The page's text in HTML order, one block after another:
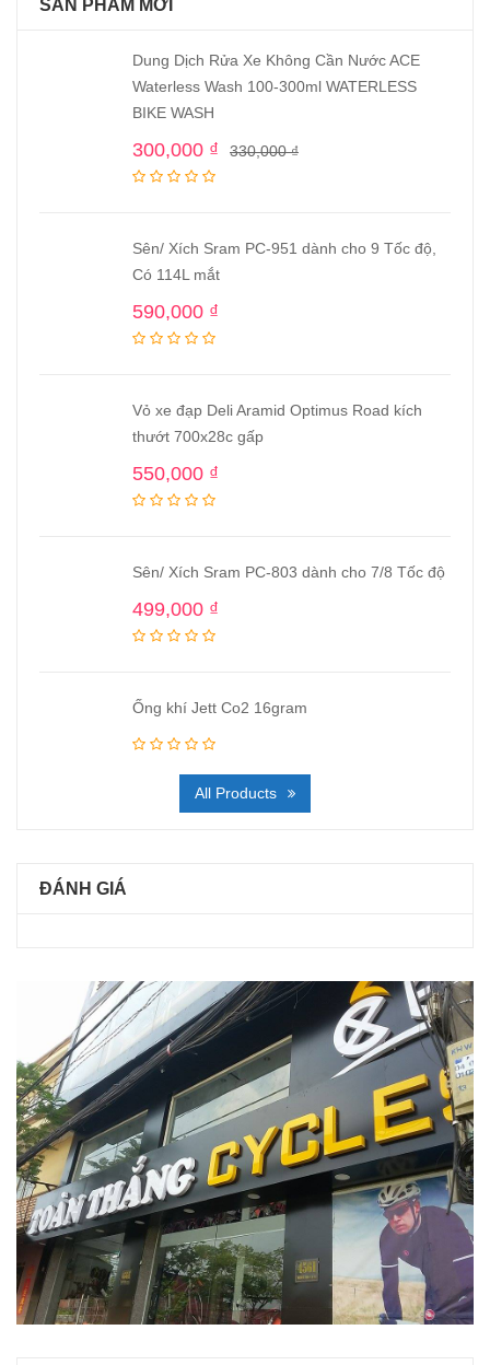
SẢN PHẨM MỚI
Dung Dịch Rửa Xe Không Cần Nước ACE
Waterless Wash 100-300ml WATERLESS
BIKE WASH
330,000₫
300,000 ₫
Sên/ Xích Sram PC-951 dành cho 9 Tốc độ,
Có 114L mắt
590,000 ₫
Vỏ xe đạp Deli Aramid Optimus Road kích
thướt 700x28c gấp
550,000 ₫
Sên/ Xích Sram PC-803 dành cho 7/8 Tốc độ
499,000 ₫
Ống khí Jett Co2 16gram
All Products
ĐÁNH GIÁ